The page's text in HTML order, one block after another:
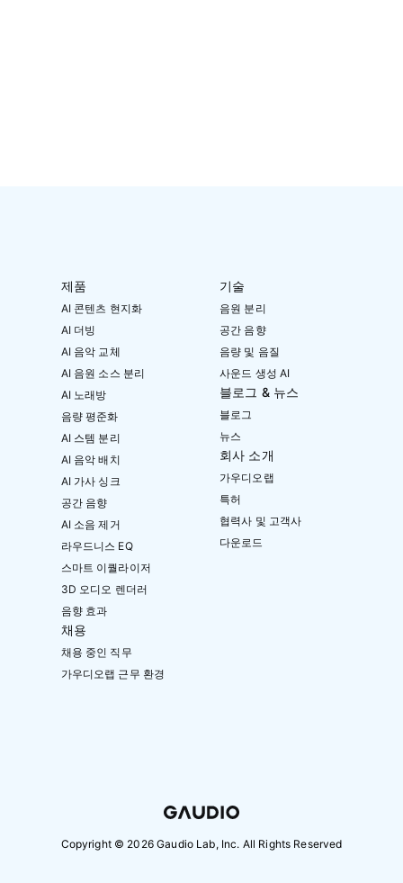
제품
AI 콘텐츠 현지화
AI 더빙
AI 음악 교체
AI 음원 소스 분리
AI 노래방
음량 평준화
AI 스템 분리
AI 음악 배치
AI 가사 싱크
공간 음향
AI 소음 제거
라우드니스 EQ
스마트 이퀄라이저
3D 오디오 렌더러
음향 효과
채용
채용 중인 직무
가우디오랩 근무 환경
기술
음원 분리
공간 음향
음량 및 음질
사운드 생성 AI
블로그 & 뉴스
블로그
뉴스
회사 소개
가우디오랩
특허
협력사 및 고객사
다운로드
Copyright © 2026Gaudio Lab, Inc. All Rights Reserved